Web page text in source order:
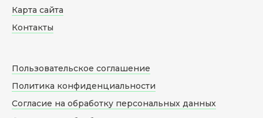
Карта сайта
Контакты
Пользовательское соглашение
Политика конфиденциальности
Согласие на обработку персональных данных